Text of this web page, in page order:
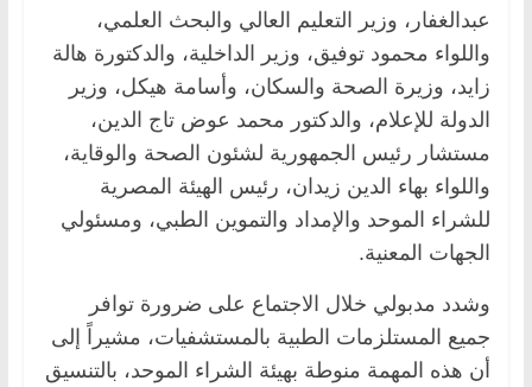
عبدالغفار، وزير التعليم العالي والبحث العلمي،
واللواء محمود توفيق، وزير الداخلية، والدكتورة هالة
زايد، وزيرة الصحة والسكان، وأسامة هيكل، وزير
الدولة للإعلام، والدكتور محمد عوض تاج الدين،
مستشار رئيس الجمهورية لشئون الصحة والوقاية،
واللواء بهاء الدين زيدان، رئيس الهيئة المصرية
للشراء الموحد والإمداد والتموين الطبي، ومسئولي
الجهات المعنية.
وشدد مدبولي خلال الاجتماع على ضرورة توافر
جميع المستلزمات الطبية بالمستشفيات، مشيراً إلى
أن هذه المهمة منوطة بهيئة الشراء الموحد، بالتنسيق